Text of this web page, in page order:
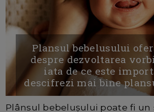
Plansul bebelusului
despre dezvoltarea
iata de ce este
descifrezi mai bine
Plânsul bebelușului poate fi un